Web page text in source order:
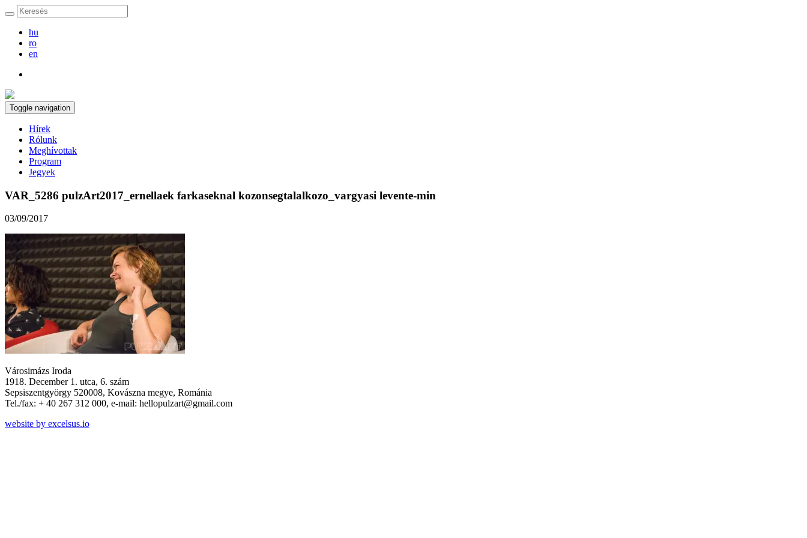
hu
ro
en
Toggle navigation
Hírek
Rólunk
Meghívottak
Program
Jegyek
VAR_5286 pulzArt2017_ernellaek farkaseknal kozonsegtalalkozo_vargyasi levente-min
03/09/2017
Városimázs Iroda
1918. December 1. utca, 6. szám
Sepsiszentgyörgy 520008, Kovászna megye, Románia
Tel./fax: + 40 267 312 000, e-mail: hellopulzart@gmail.com
website by excelsus.io